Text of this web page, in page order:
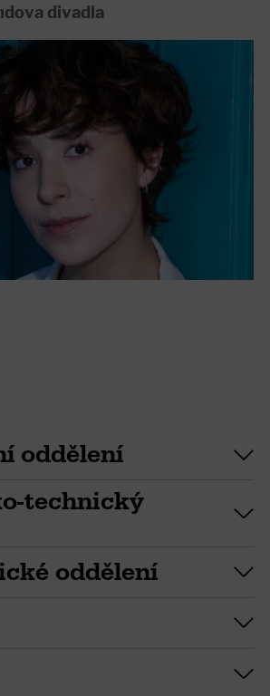
divadla
oddělení
technický
oddělení